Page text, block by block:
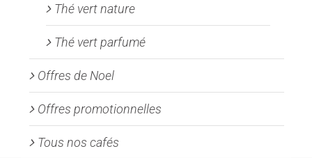
Thé vert nature
Thé vert parfumé
Offres de Noel
Offres promotionnelles
Tous nos cafés